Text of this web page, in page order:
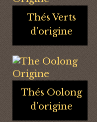
Thés Verts
d’origine
Thés Oolong
d’origine